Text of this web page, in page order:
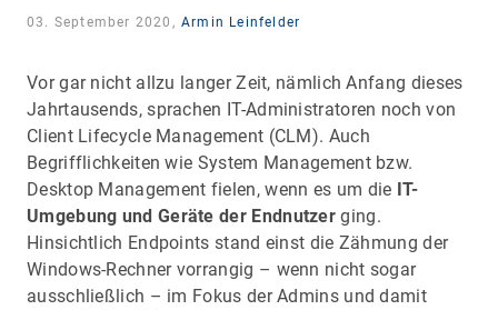
03. September 2020, Armin Leinfelder
Vor gar nicht allzu langer Zeit, nämlich Anfang dieses
Jahrtausends, sprachen IT-Administratoren noch von
Client Lifecycle Management (CLM). Auch
Begrifflichkeiten wie System Management bzw.
Desktop Management fielen, wenn es um die IT-
Umgebung und Geräte der Endnutzer ging.
Hinsichtlich Endpoints stand einst die Zähmung der
Windows-Rechner vorrangig – wenn nicht sogar
ausschließlich – im Fokus der Admins und damit